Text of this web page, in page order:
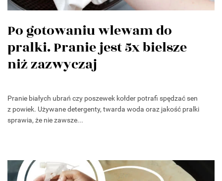
Po gotowaniu wlewam do
pralki. Pranie jest 5x bielsze
niż zazwyczaj
Pranie białych ubrań czy poszewek kołder potrafi spędzać sen
z powiek. Używane detergenty, twarda woda oraz jakość pralki
sprawia, że nie zawsze...